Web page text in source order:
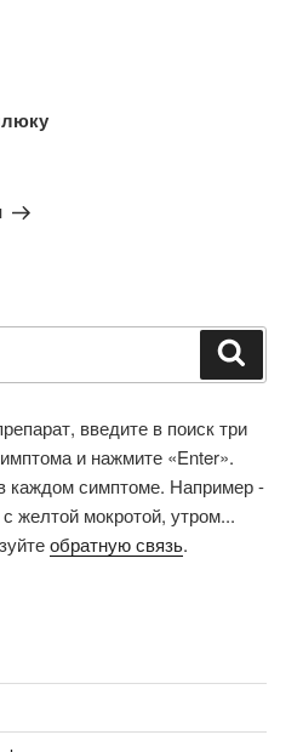
введите в поиск три
и нажмите «Enter».
каждом симптоме. Например -
желтой мокротой, утром...
обратную связь.